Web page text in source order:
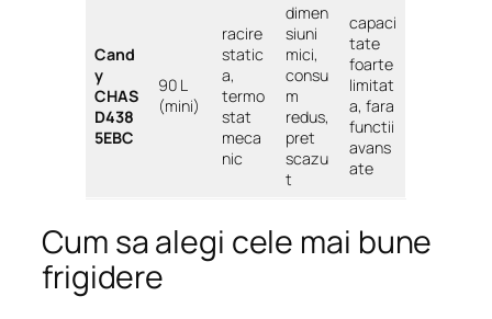
Cand
y
CHAS
D438
5EBC
90 L
(mini)
racire
static
a,
termo
stat
meca
nic
dimen
siuni
mici,
consu
m
redus,
pret
scazu
t
capaci
tate
foarte
limitat
a, fara
functii
avans
ate
Cum sa alegi cele mai bune
frigidere